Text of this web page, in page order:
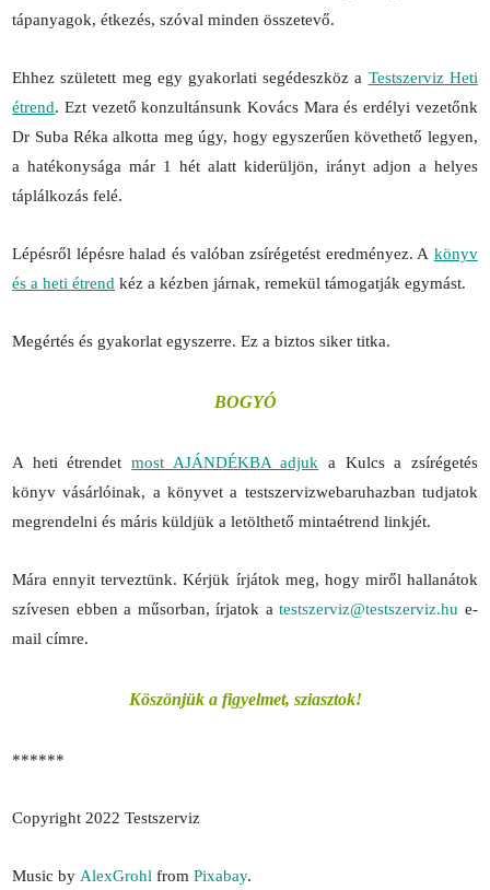
tápanyagok, étkezés, szóval minden összetevő.
Ehhez született meg egy gyakorlati segédeszköz a Testszerviz Heti
étrend. Ezt vezető konzultánsunk Kovács Mara és erdélyi vezetőnk
Dr Suba Réka alkotta meg úgy, hogy egyszerűen követhető legyen,
a hatékonysága már 1 hét alatt kiderüljön, irányt adjon a helyes
táplálkozás felé.
Lépésről lépésre halad és valóban zsírégetést eredményez. A könyv
és a heti étrend kéz a kézben járnak, remekül támogatják egymást.
Megértés és gyakorlat egyszerre. Ez a biztos siker titka.
BOGYÓ
A heti étrendetmost AJÁNDÉKBA adjuk a Kulcs a zsírégetés
könyv vásárlóinak, a könyvet a testszervizwebaruhazban tudjatok
megrendelni és máris küldjük a letölthető mintaétrend linkjét.
Mára ennyit terveztünk. Kérjük írjátok meg, hogy miről hallanátok
szívesen ebben a műsorban, írjatok atestszerviz@testszerviz.hu e-
mail címre.
Köszönjük a figyelmet, sziasztok!
******
Copyright 2022 Testszerviz
Music by AlexGrohl fromPixabay.